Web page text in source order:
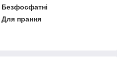
Безфосфатні
Для прання